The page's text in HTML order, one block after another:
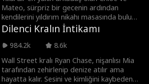
Mateo, sürpriz bir gecenin ardından
kendilerini yıldırım nikahı masasında bulur!
Mateo yıllardır ona aşık olduğunu itiraf
edip aralarındaki arkadaşlık sınırını
aşabilecek mi? Peki Chloe, Mateo'nun gizli
ne yapacak?
Dilenci Kralın İntikamı
984.2k
8.6k
Wall Street kralı Ryan Chase, nişanlısı Mia
tarafından zehirlenip denize atılır ama
hayatta kalır. Sesini ve kimliğini kaybeden